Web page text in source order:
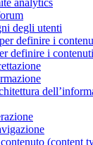
analytics
degli utenti
definire i
definire i contenuti
(content